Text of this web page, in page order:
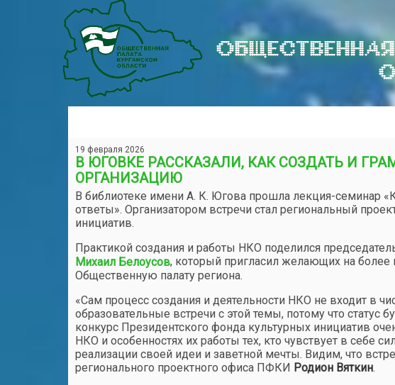
19 февраля 2026
​В ЮГОВКЕ РАССКАЗАЛИ, КАК СОЗДАТЬ И
ОРГАНИЗАЦИЮ
В библиотеке имени А. К. Югова прошла лекция-семинар
ответы». Организатором встречи стал региональный
инициатив.
Практикой создания и работы НКО поделился
Михаил Белоусов, который пригласил желающих на
Общественную палату региона.
«Сам процесс создания и деятельности НКО не входит в
образовательные встречи с этой темы, потому что статус
конкурс Президентского фонда культурных инициатив
НКО и особенностях их работы тех, кто чувствует в себе
реализации своей идеи и заветной мечты. Видим, что
регионального проектного офиса ПФКИ Родион Вяткин.